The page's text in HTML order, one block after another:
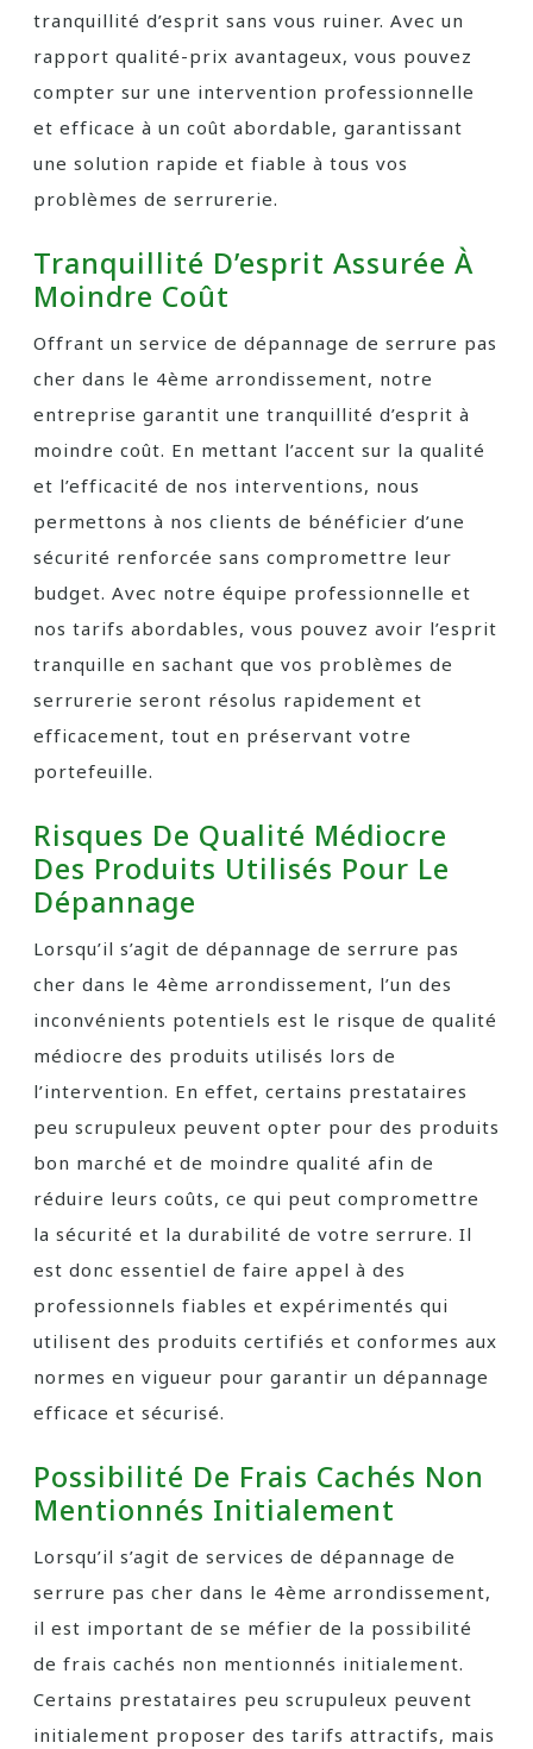
tranquillité d’esprit sans vous ruiner. Avec un
rapport qualité-prix avantageux, vous pouvez
compter sur une intervention professionnelle
et efficace à un coût abordable, garantissant
une solution rapide et fiable à tous vos
problèmes de serrurerie.
Tranquillité D’esprit Assurée À
Moindre Coût
Offrant un service de dépannage de serrure pas
cher dans le 4ème arrondissement, notre
entreprise garantit une tranquillité d’esprit à
moindre coût. En mettant l’accent sur la qualité
et l’efficacité de nos interventions, nous
permettons à nos clients de bénéficier d’une
sécurité renforcée sans compromettre leur
budget. Avec notre équipe professionnelle et
nos tarifs abordables, vous pouvez avoir l’esprit
tranquille en sachant que vos problèmes de
serrurerie seront résolus rapidement et
efficacement, tout en préservant votre
portefeuille.
Risques De Qualité Médiocre
Des Produits Utilisés Pour Le
Dépannage
Lorsqu’il s’agit de dépannage de serrure pas
cher dans le 4ème arrondissement, l’un des
inconvénients potentiels est le risque de qualité
médiocre des produits utilisés lors de
l’intervention. En effet, certains prestataires
peu scrupuleux peuvent opter pour des produits
bon marché et de moindre qualité afin de
réduire leurs coûts, ce qui peut compromettre
la sécurité et la durabilité de votre serrure. Il
est donc essentiel de faire appel à des
professionnels fiables et expérimentés qui
utilisent des produits certifiés et conformes aux
normes en vigueur pour garantir un dépannage
efficace et sécurisé.
Possibilité De Frais Cachés Non
Mentionnés Initialement
Lorsqu’il s’agit de services de dépannage de
serrure pas cher dans le 4ème arrondissement,
il est important de se méfier de la possibilité
de frais cachés non mentionnés initialement.
Certains prestataires peu scrupuleux peuvent
initialement proposer des tarifs attractifs, mais